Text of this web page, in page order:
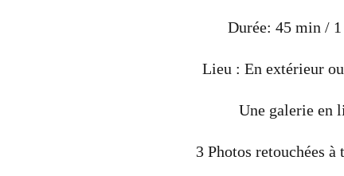
Durée: 45 min / 1
Lieu : En extérieur
Une galerie en
3 Photos retouchées à